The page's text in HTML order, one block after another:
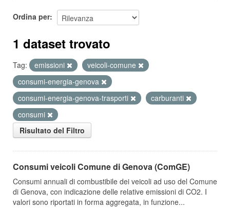
Ordina per
1 dataset trovato
Tag: emissioni
veicoli-comune
consumi-energia-genova
consumi-energia-genova-trasporti
carburanti
consumi
Risultato del Filtro
Consumi veicoli Comune di Genova (ComGE)
Consumi annuali di combustibile dei veicoli ad uso del Comune
di Genova, con indicazione delle relative emissioni di CO2. I
valori sono riportati in forma aggregata, in funzione...